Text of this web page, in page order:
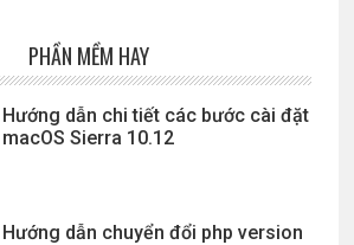
PHẦN MỀM HAY
Hướng dẫn chi tiết các bước cài đặt
macOS Sierra 10.12
Hướng dẫn chuyển đổi php version